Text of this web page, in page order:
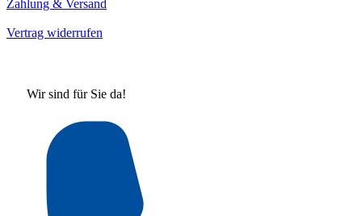
Zahlung & Versand
Vertrag widerrufen
Wir sind für Sie da!